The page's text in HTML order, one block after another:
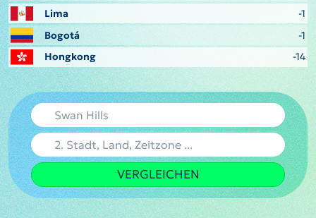
Lima
-1
Bogotá
-1
Hongkong
-14
VERGLEICHEN